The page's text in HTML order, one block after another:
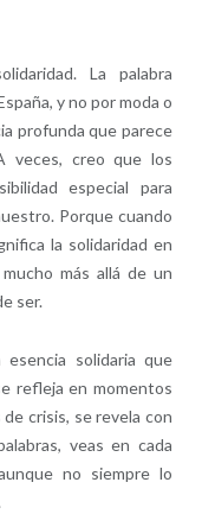
La palabra
y no por moda o
profunda que parece
veces, creo que los
especial para
Porque cuando
la solidaridad en
más allá de un
ser.
solidaria que
refleja en momentos
crisis, se revela con
veas en cada
no siempre lo